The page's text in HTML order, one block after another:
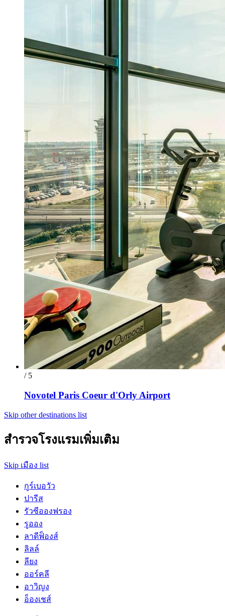
/ 5
Novotel Paris Coeur d'Orly Airport
Skip other destinations list
สำรวจโรงแรมเพิ่มเติม
Skip เมือง list
กูร์เบอวัว
ปารีส
รัวซีอองฟรอง
รูออง
ลาดีฟ็องส์
ลิลล์
ลียง
ออร์คลี
อาวิญง
อ็องเชส์